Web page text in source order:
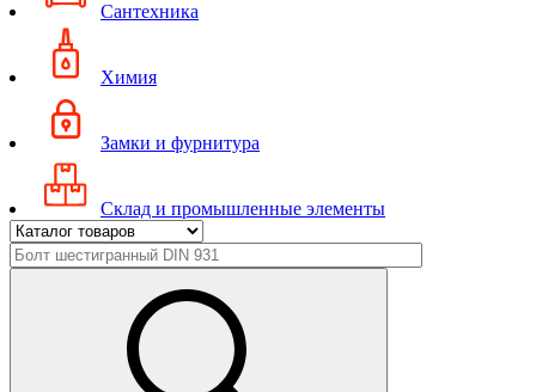
Сантехника
Химия
Замки и фурнитура
Склад и промышленные элементы